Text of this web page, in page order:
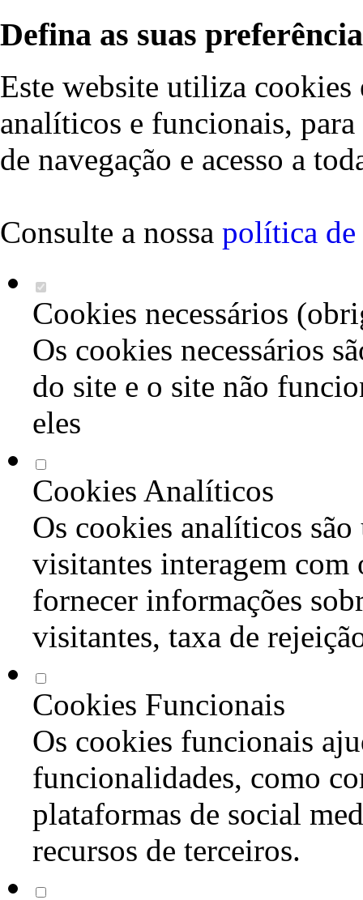
Defina as suas
Este website utiliza cookies
analíticos e funcionais,
de navegação e acesso a
Consulte a nossa política de
Cookies necessários
Os cookies necessários
do site e o site não
eles
Cookies Analíticos
Os cookies analíticos são
visitantes interagem com
fornecer informações
visitantes, taxa de
Cookies Funcionais
Os cookies funcionais
funcionalidades, como
plataformas de social
recursos de terceiros.